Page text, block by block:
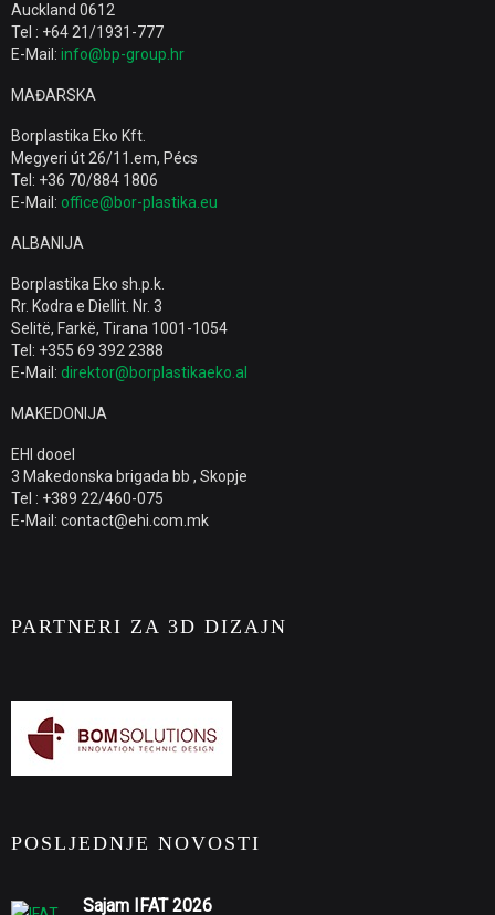
Auckland 0612
Tel : +64 21/1931-777
E-Mail: info@bp-group.hr
MAĐARSKA
Borplastika Eko Kft.
Megyeri út 26/11.em, Pécs
Tel: +36 70/884 1806
E-Mail: office@bor-plastika.eu
ALBANIJA
Borplastika Eko sh.p.k.
Rr. Kodra e Diellit. Nr. 3
Selitë, Farkë, Tirana 1001-1054
Tel: +355 69 392 2388
E-Mail: direktor@borplastikaeko.al
MAKEDONIJA
EHI dooel
3 Makedonska brigada bb , Skopje
Tel : +389 22/460-075
E-Mail: contact@ehi.com.mk
PARTNERI ZA 3D DIZAJN
POSLJEDNJE NOVOSTI
Sajam IFAT 2026